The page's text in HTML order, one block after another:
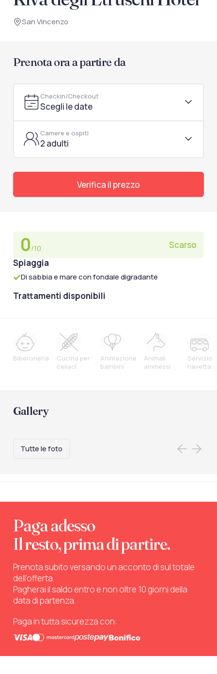
documenti di viaggio.
San Vincenzo
Prenota ora a partire da
Checkin/Checkout
Scegli le date
Camere e ospiti
2 adulti
Verifica il prezzo
0/10
Scarso
Spiaggia
Di sabbia e mare con fondale digradante
Trattamenti disponibili
Biberoneria
Cucina per
celiaci
Animazione
bambini
Animali
ammessi
Servizio
navetta
Gallery
Tutte le foto
Paga adesso
Il resto, prima di partire.
Prenota subito versando un acconto di sul totale
dell’offerta.
Pagherai il saldo entro e non oltre 10 giorni della
data di partenza.
Paga in tutta sicurezza con: